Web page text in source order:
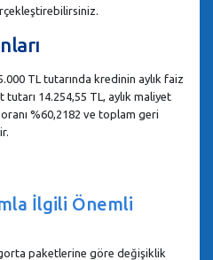
TL tutarında kredinin aylık faiz
tutarı 14.254,55 TL, aylık maliyet
oranı %60,2182 ve toplam geri
İlgili Önemli
paketlerine göre değişiklik